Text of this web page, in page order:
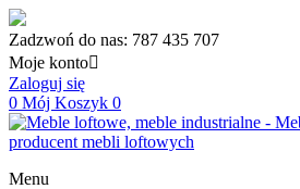
Zadzwoń do nas: 787 435 707
Moje konto
Zaloguj się
0 Mój Koszyk 0
Menu